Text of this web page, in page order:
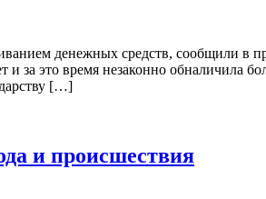
денежных средств, сообщили в
за это время незаконно обналичила
[…]
и происшествия